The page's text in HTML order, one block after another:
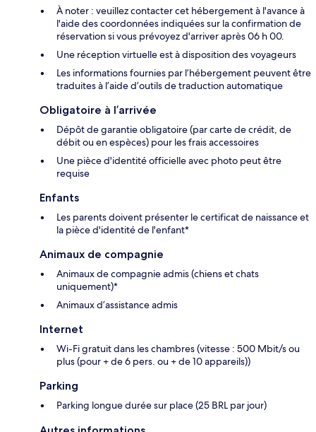
À noter : veuillez contacter cet hébergement à l'avance à
l'aide des coordonnées indiquées sur la confirmation de
réservation si vous prévoyez d'arriver après 06 h 00.
Une réception virtuelle est à disposition des voyageurs
Les informations fournies par l’hébergement peuvent être
traduites à l’aide d’outils de traduction automatique
Obligatoire à l’arrivée
Dépôt de garantie obligatoire (par carte de crédit, de
débit ou en espèces) pour les frais accessoires
Une pièce d'identité officielle avec photo peut être
requise
Enfants
Les parents doivent présenter le certificat de naissance et
la pièce d'identité de l'enfant*
Animaux de compagnie
Animaux de compagnie admis (chiens et chats
uniquement)*
Animaux d’assistance admis
Internet
Wi-Fi gratuit dans les chambres (vitesse : 500 Mbit/s ou
plus (pour + de 6 pers. ou + de 10 appareils))
Parking
Parking longue durée sur place (25 BRL par jour)